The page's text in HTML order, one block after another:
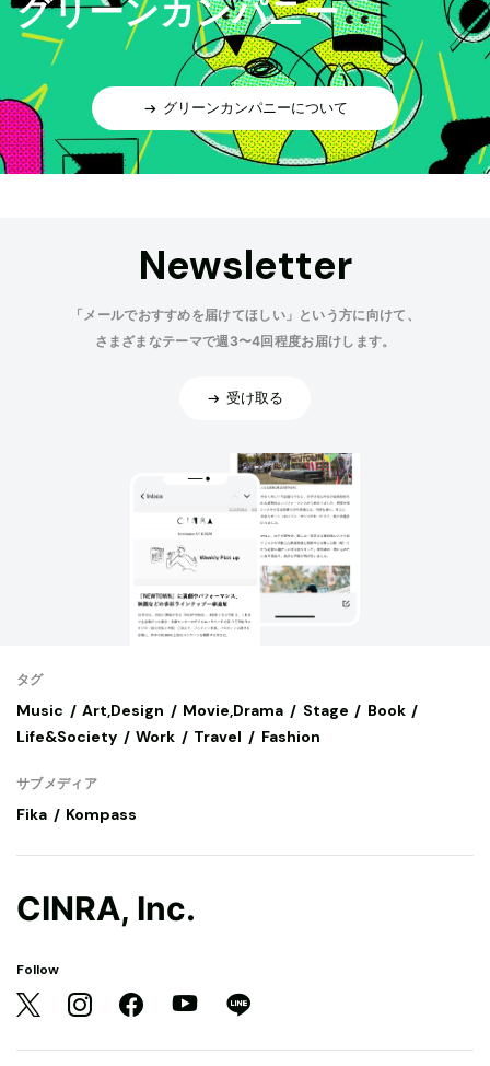
グリーンカンパニー
グリーンカンパニーについて
Newsletter
「メールでおすすめを届けてほしい」という方に向けて、
さまざまなテーマで週3〜4回程度お届けします。
受け取る
タグ
Music Art,Design Movie,Drama Stage
Book
Life&Society
Work Travel Fashion
サブメディア
Fika Kompass
CINRA, Inc.
Follow